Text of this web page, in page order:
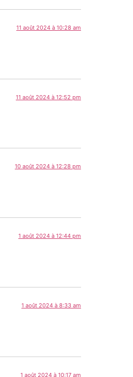
11 août 2024 à 10:28 am
11 août 2024 à 12:52 pm
10 août 2024 à 12:28 pm
1 août 2024 à 12:44 pm
1 août 2024 à 8:33 am
1 août 2024 à 10:17 am